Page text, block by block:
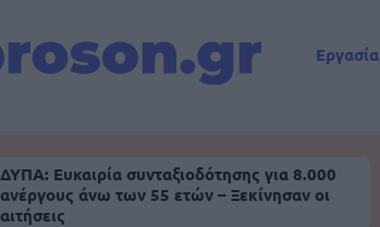
Εργασία
ΔΥΠΑ: Ευκαιρία συνταξιοδότησης για 8.000
ανέργους άνω των 55 ετών – Ξεκίνησαν οι
αιτήσεις